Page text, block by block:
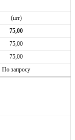
(шт)
75,00
75,00
75,00
По запросу